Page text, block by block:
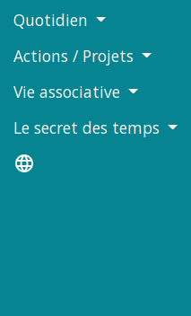
Quotidien
Actions / Projets
Vie associative
Le secret des temps
language